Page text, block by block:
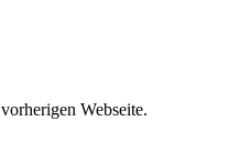
Webseite.